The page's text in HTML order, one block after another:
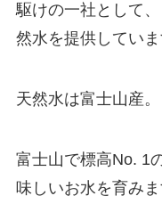
駆けの一社として
然水を提供していま
天然水は富士山産。
富士山で標高No. 1
味しいお水を育みま